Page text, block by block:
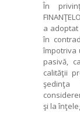
În
a
în
împotriva
pasivă,
calităţii
şedinţa
şi la